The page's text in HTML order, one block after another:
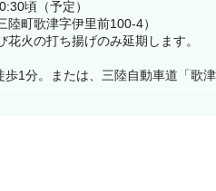
頃（予定）
町歌津字伊里前100-4）
火の打ち揚げのみ延期します。
1分。または、三陸自動車道「歌